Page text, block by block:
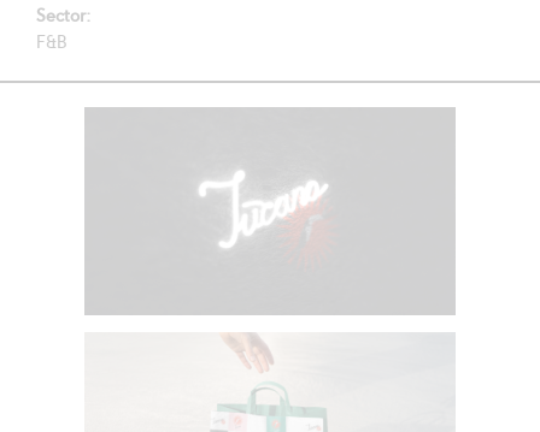
Sector:
F&B